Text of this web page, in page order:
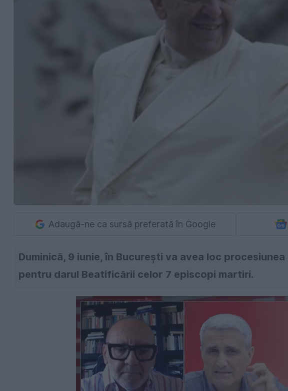
Adaugă-ne ca sursă preferată în Google
Duminică, 9 iunie, în București va avea loc
pentru darul Beatificării celor 7 episcopi martiri.